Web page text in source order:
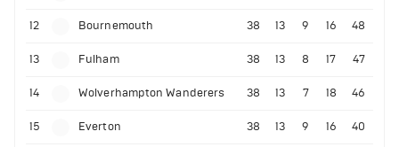
12 Bournemouth 38 13 9 16 48
13 Fulham 38 13 8 17 47
14 Wolverhampton Wanderers 38 13 7 18 46
15 Everton 38 13 9 16 40